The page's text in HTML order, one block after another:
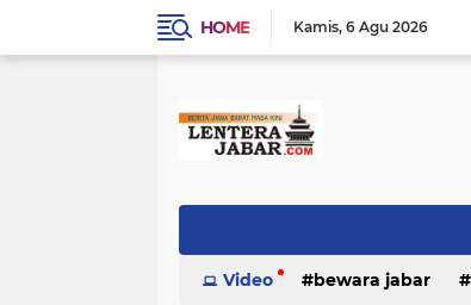
HOME Kamis 6 Agu 2026
Video bewara jabar